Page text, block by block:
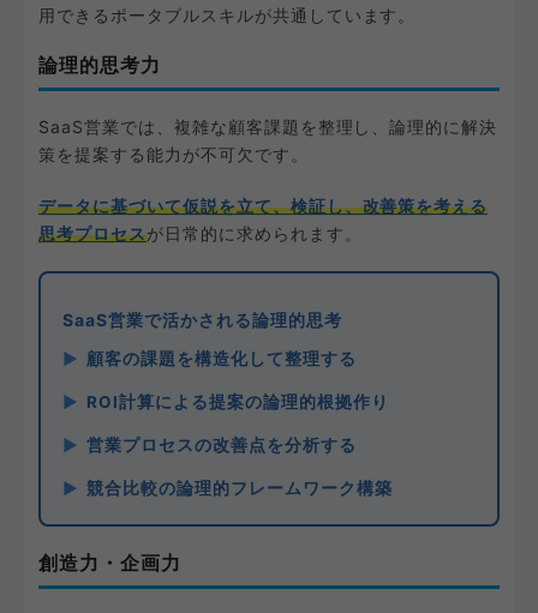
用できるポータブルスキルが共通しています。
論理的思考力
SaaS営業では、複雑な顧客課題を整理し、論理的に解決
策を提案する能力が不可欠です。
データに基づいて仮説を立て、検証し、改善策を考える
思考プロセスが日常的に求められます。
SaaS営業で活かされる論理的思考
顧客の課題を構造化して整理する
ROI計算による提案の論理的根拠作り
営業プロセスの改善点を分析する
競合比較の論理的フレームワーク構築
創造力・企画力